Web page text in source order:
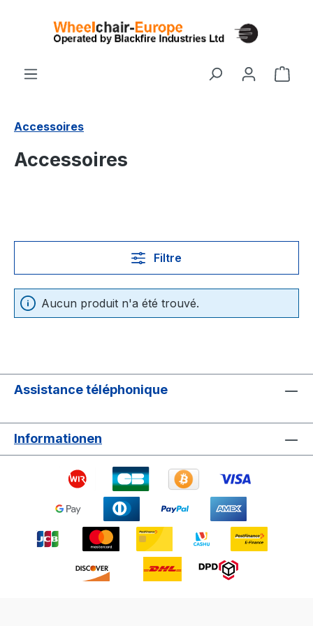
Le
Accessoires
Accessoires
Filtre
Aucun produit n'a été trouvé.
Assistance téléphonique
Informationen